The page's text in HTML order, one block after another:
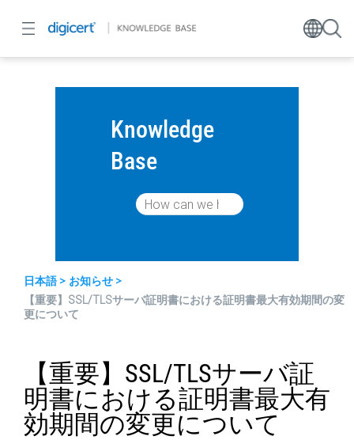
Knowledge
Base
日本語
お知らせ
【重要】SSL/TLSサーバ証明書における証明書最大有効期間の変
更について
【重要】SSL/TLSサーバ証
明書における証明書最大有
効期間の変更について